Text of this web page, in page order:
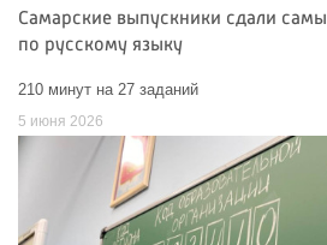
Самарские выпускники сдали
по русскому языку
210 минут на 27 заданий
5 июня 2026